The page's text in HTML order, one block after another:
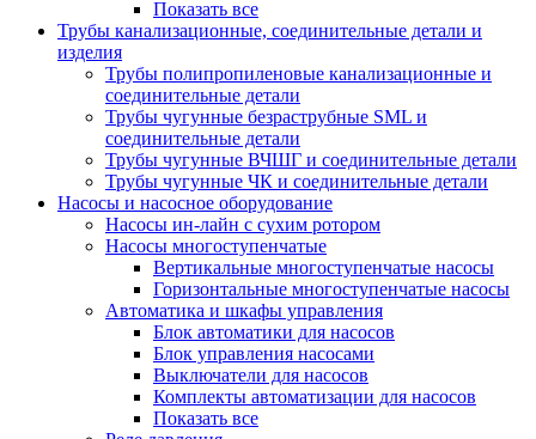
Показать все
Трубы канализационные, соединительные детали и
изделия
Трубы полипропиленовые канализационные и
соединительные детали
Трубы чугунные безраструбные SML и
соединительные детали
Трубы чугунные ВЧШГ и соединительные детали
Трубы чугунные ЧК и соединительные детали
Насосы и насосное оборудование
Насосы ин-лайн с сухим ротором
Насосы многоступенчатые
Вертикальные многоступенчатые насосы
Горизонтальные многоступенчатые насосы
Автоматика и шкафы управления
Блок автоматики для насосов
Блок управления насосами
Выключатели для насосов
Комплекты автоматизации для насосов
Показать все